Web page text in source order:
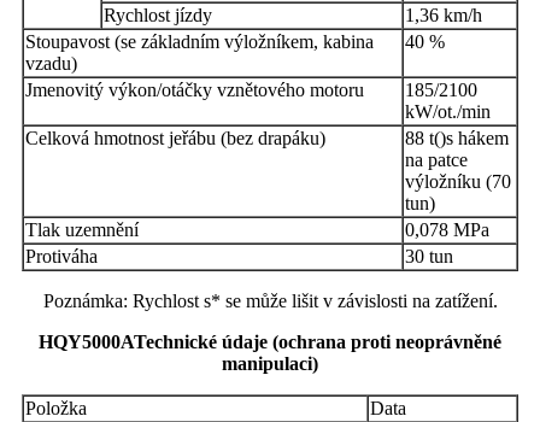
Rychlost jízdy
1,36 km/h
Stoupavost (se základním výložníkem, kabina
vzadu)
40 %
Jmenovitý výkon/otáčky vznětového motoru
185/2100
kW/ot./min
Celková hmotnost jeřábu (bez drapáku)
88 t()s hákem
na patce
výložníku (70
tun)
Tlak uzemnění
0,078 MPa
Protiváha
30 tun
Poznámka: Rychlost s* se může lišit v závislosti na zatížení.
HQY5000ATechnické údaje (ochrana proti neoprávněné
manipulaci)
Položka
Data